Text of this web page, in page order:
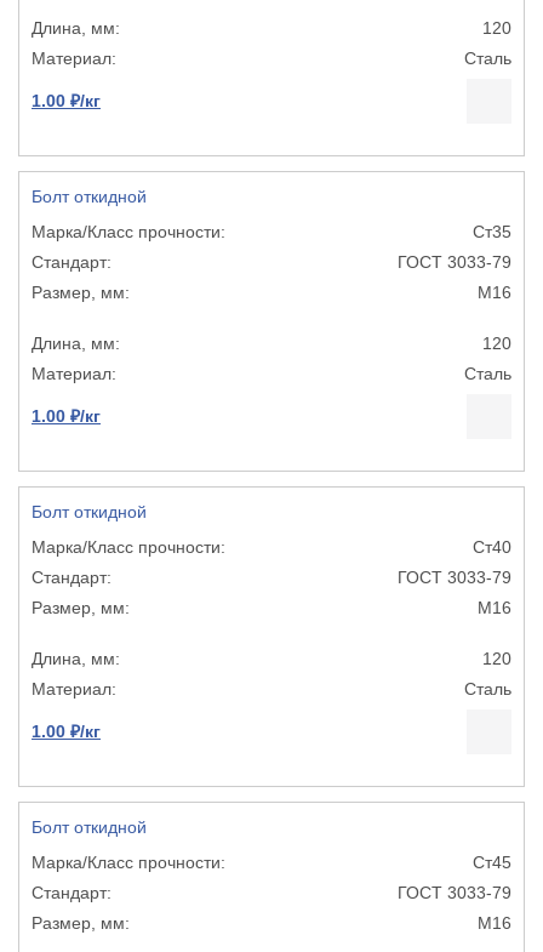
120
Сталь
1.00 ₽/кг
Болт откидной
Ст35
ГОСТ 3033-79
М16
120
Сталь
1.00 ₽/кг
Болт откидной
Ст40
ГОСТ 3033-79
М16
120
Сталь
1.00 ₽/кг
Болт откидной
Ст45
ГОСТ 3033-79
М16